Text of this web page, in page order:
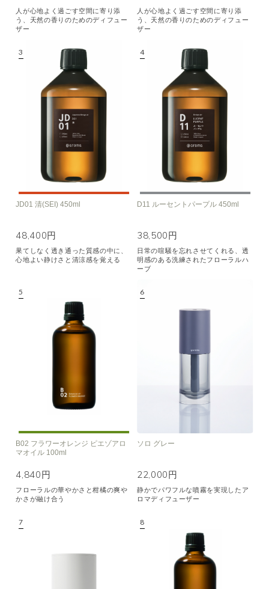
人が心地よく過ごす空間に寄り添
う、天然の香りのためのディフュー
ザー
人が心地よく過ごす空間に寄り添
う、天然の香りのためのディフュー
ザー
JD01 清(SEI) 450ml
48,400円
果てしなく透き通った質感の中に、
心地よい静けさと清涼感を覚える
D11 ルーセントパープル 450ml
38,500円
日常の喧騒を忘れさせてくれる、透
明感のある洗練されたフローラルハ
ーブ
B02 フラワーオレンジ ピエゾアロ
マオイル 100ml
4,840円
フローラルの華やかさと柑橘の爽や
かさが融け合う
ソロ グレー
22,000円
静かでパワフルな噴霧を実現したア
ロマディフューザー